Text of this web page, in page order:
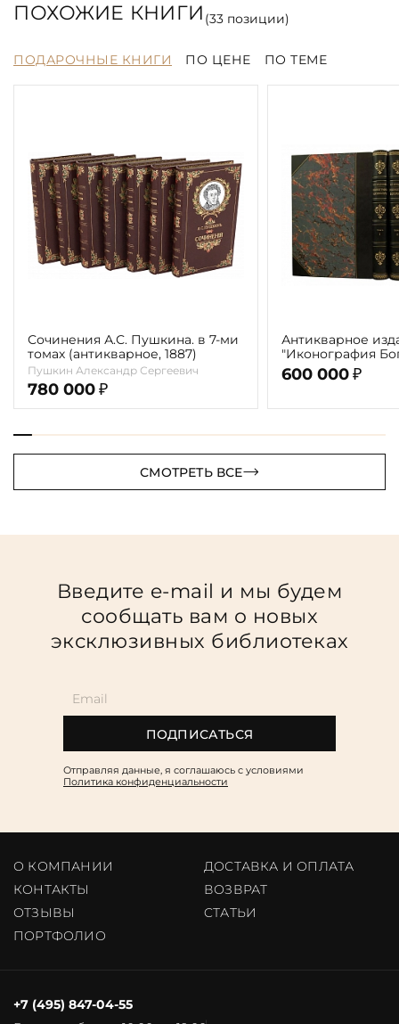
ПОХОЖИЕ КНИГИ (33позиции)
ПОДАРОЧНЫЕ КНИГИ ПО ЦЕНЕ ПО ТЕМЕ
Сочинения А.С. Пушкина. в 7-ми
томах (антикварное, 1887)
Пушкин Александр Сергеевич
780 000 ₽
Антикварное
"Иконография
г. (в 2-х томах с
автора)
600 000 ₽
СМОТРЕТЬ ВСЕ
Введите e-mail и мы будем
сообщать вам о новых
эксклюзивных библиотеках
ПОДПИСАТЬСЯ
Отправляя данные, я соглашаюсь c условиями
Политика конфиденциальности
О КОМПАНИИ
ДОСТАВКА И ОПЛАТА
КОНТАКТЫ
ВОЗВРАТ
ОТЗЫВЫ
CТАТЬИ
ПОРТФОЛИО
+7 (495) 847-04-55